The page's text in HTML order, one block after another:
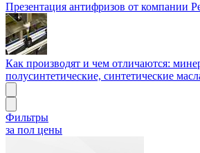
Презентация антифризов от компании
Как производят и чем отличаются:
полусинтетические, синтетические
Фильтры
за пол цены